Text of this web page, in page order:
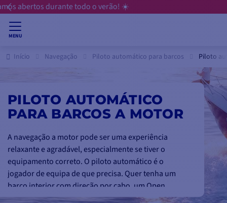
MENU
Início Navegação Piloto automático para barcos Piloto
PILOTO AUTOMÁTICO
PARA BARCOS A MOTOR
A navegação a motor pode ser uma experiência
relaxante e agradável, especialmente se tiver o
equipamento correto. O piloto automático é o
jogador de equipa de que precisa. Quer tenha um
barco interior com direção por cabo, um Open
rápido com dois motores fora de borda ou um